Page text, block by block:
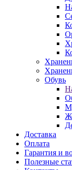
Обувь
Доставка
Оплата
Гарантия и
Полезные